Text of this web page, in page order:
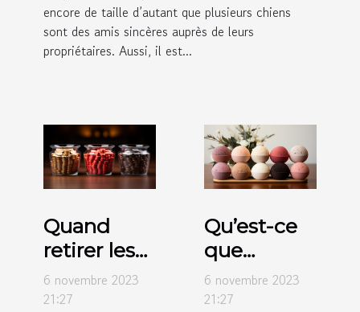
encore de taille d’autant que plusieurs chiens
sont des amis sincères auprès de leurs
propriétaires. Aussi, il est...
Quand
retirer les
fonds dans
un
6 novembre 2023
21:27
Qu’est-ce
que
l’éponge
konjac ?
6 novembre 2023
21:27